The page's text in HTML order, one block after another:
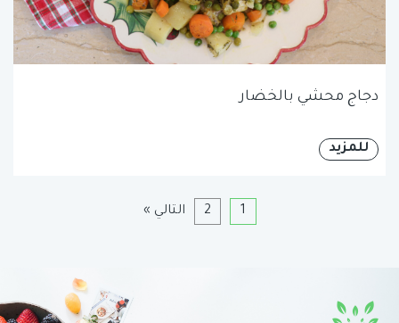
دجاج محشي بالخضار
للمزيد
1
2 التالي »